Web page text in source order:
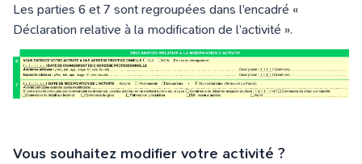
Les parties 6 et 7 sont regroupées dans l’encadré «
Déclaration relative à la modification de l’activité ».
Vous souhaitez modifier votre activité ?